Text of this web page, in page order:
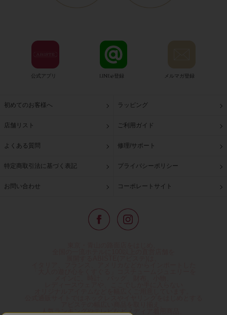
公式アプリ LINE@登録 メルマガ登録
初めてのお客様へ ラッピング
店舗リスト ご利用ガイド
よくある質問 修理/サポート
特定商取引法に基づく表記 プライバシーポリシー
お問い合わせ コーポレートサイト
人気ランキングやテレビなどメディア着用商品、